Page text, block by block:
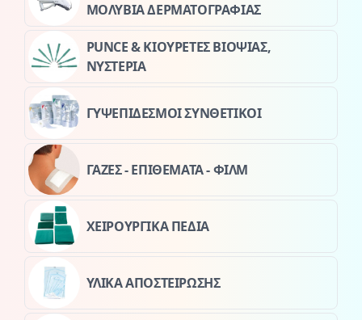
ΜΟΛΥΒΙΑ ΔΕΡΜΑΤΟΓΡΑΦΙΑΣ
PUNCE & ΚΙΟΥΡΕΤΕΣ ΒΙΟΨΙΑΣ,
ΝΥΣΤΕΡΙΑ
ΓΥΨΕΠΙΔΕΣΜΟΙ ΣΥΝΘΕΤΙΚΟΙ
ΓΑΖΕΣ - ΕΠΙΘΕΜΑΤΑ - ΦΙΛΜ
ΧΕΙΡΟΥΡΓΙΚΑ ΠΕΔΙΑ
ΥΛΙΚΑ ΑΠΟΣΤΕΙΡΩΣΗΣ